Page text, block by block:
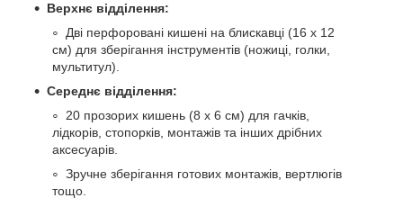
Верхнє відділення:
Дві перфоровані кишені на блискавці (16 х 12
см) для зберігання інструментів (ножиці, голки,
мультитул).
Середнє відділення:
20 прозорих кишень (8 х 6 см) для гачків,
лідкорів, стопорків, монтажів та інших дрібних
аксесуарів.
Зручне зберігання готових монтажів, вертлюгів
тощо.